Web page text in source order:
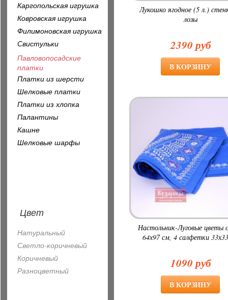
Лукошко ягодное (5 л.)
лозы
2390 руб
Настольник-Луговые цветы
64х97 см, 4 салфетки
1090 руб
Каргопольская игрушка
Ковровская игрушка
Филимоновская игрушка
Свистульки
Павловопосадские
платки
Платки из шерсти
Шелковые платки
Платки из хлопка
Палантины
Кашне
Шелковые шарфы
Цвет
Натуральный
Светло-коричневый
Коричневый
Разноцветный